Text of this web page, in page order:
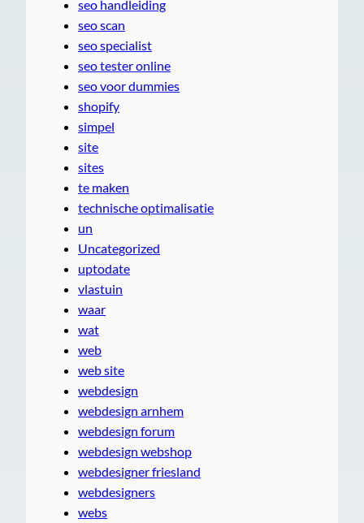
seo handleiding
seo scan
seo specialist
seo tester online
seo voor dummies
shopify
simpel
site
sites
te maken
technische optimalisatie
un
Uncategorized
uptodate
vlastuin
waar
wat
web
web site
webdesign
webdesign arnhem
webdesign forum
webdesign webshop
webdesigner friesland
webdesigners
webs